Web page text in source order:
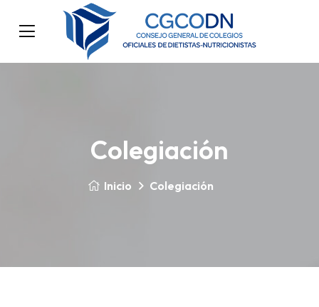
Colegiación
Inicio Colegiación